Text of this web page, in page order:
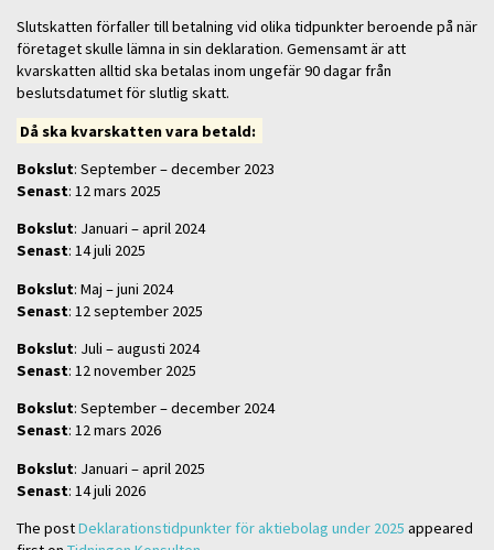
Slutskatten förfaller till betalning vid olika tidpunkter beroende på när
företaget skulle lämna in sin deklaration. Gemensamt är att
kvarskatten alltid ska betalas inom ungefär 90 dagar från
beslutsdatumet för slutlig skatt.
Då ska kvarskatten vara betald:
Bokslut: September – december 2023
Senast: 12 mars 2025
Bokslut: Januari – april 2024
Senast: 14 juli 2025
Bokslut: Maj – juni 2024
Senast: 12 september 2025
Bokslut: Juli – augusti 2024
Senast: 12 november 2025
Bokslut: September – december 2024
Senast: 12 mars 2026
Bokslut: Januari – april 2025
Senast: 14 juli 2026
The postDeklarationstidpunkter för aktiebolag under 2025 appeared